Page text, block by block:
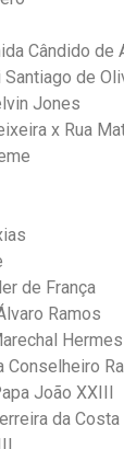
Cândido de
Santiago de
Jones
x Rua
de França
Ramos
Hermes
Conselheiro
João XXIII
da Costa